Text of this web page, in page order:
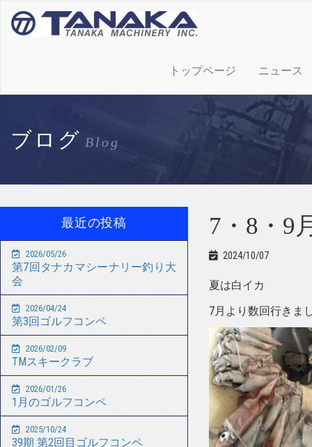
トップページ ニュース
ブログ Blog
7・8・9
2024/10/07
夏は白イカ
7月より数回行きま
最近の投稿
2026/05/26
第7回タナカマシーナリー釣り大
会
2026/04/24
第3回ゴルフコンペ
2026/02/09
TMスキークラブ
2026/01/26
1月のゴルフコンペ
2025/10/24
39期 第2回目ゴルフコンペ